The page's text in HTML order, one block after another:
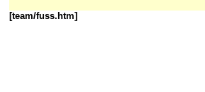
[team/fuss.htm]